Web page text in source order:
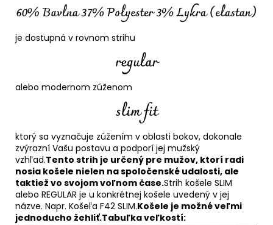
je dostupná v rovnom strihu
alebo modernom zúženom
ktorý sa vyznačuje zúžením v oblasti bokov, dokonale
zvýrazní Vašu postavu a podporí jej mužský
vzhľad.Tento strih je určený pre mužov, ktorí radi
nosia košele nielen na spoločenské udalosti, ale
taktiež vo svojom voľnom čase.Strih košele SLIM
alebo REGULAR je u konkrétnej košele uvedený v jej
názve. Napr. Košeľa F42 SLIM.Košele je možné veľmi
jednoducho žehliť.Tabuľka veľkostí: